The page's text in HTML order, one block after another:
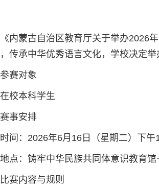
内蒙古自治区教育厅关于举办2026
传承中华优秀语言文化，学校决定
赛对象
校本科学生
事安排
间：2026年6月16日（星期二）下午
点：铸牢中华民族共同体意识教育
赛内容与规则